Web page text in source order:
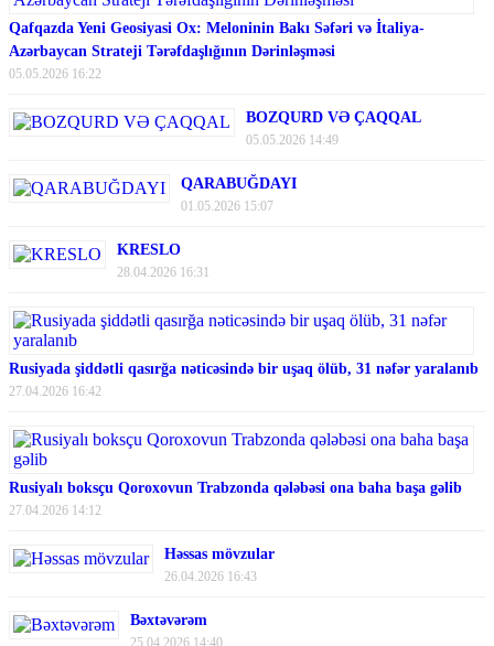
Qafqazda Yeni Geosiyasi Ox: Meloninin Bakı Səfəri və İtaliya-
Azərbaycan Strateji Tərəfdaşlığının Dərinləşməsi
05.05.2026 16:22
BOZQURD VƏ ÇAQQAL
05.05.2026 14:49
QARABUĞDAYI
01.05.2026 15:07
KRESLO
28.04.2026 16:31
Rusiyada şiddətli qasırğa nəticəsində bir uşaq ölüb, 31 nəfər yaralanıb
27.04.2026 16:42
Rusiyalı boksçu Qoroxovun Trabzonda qələbəsi ona baha başa gəlib
27.04.2026 14:12
Həssas mövzular
26.04.2026 16:43
Bəxtəvərəm